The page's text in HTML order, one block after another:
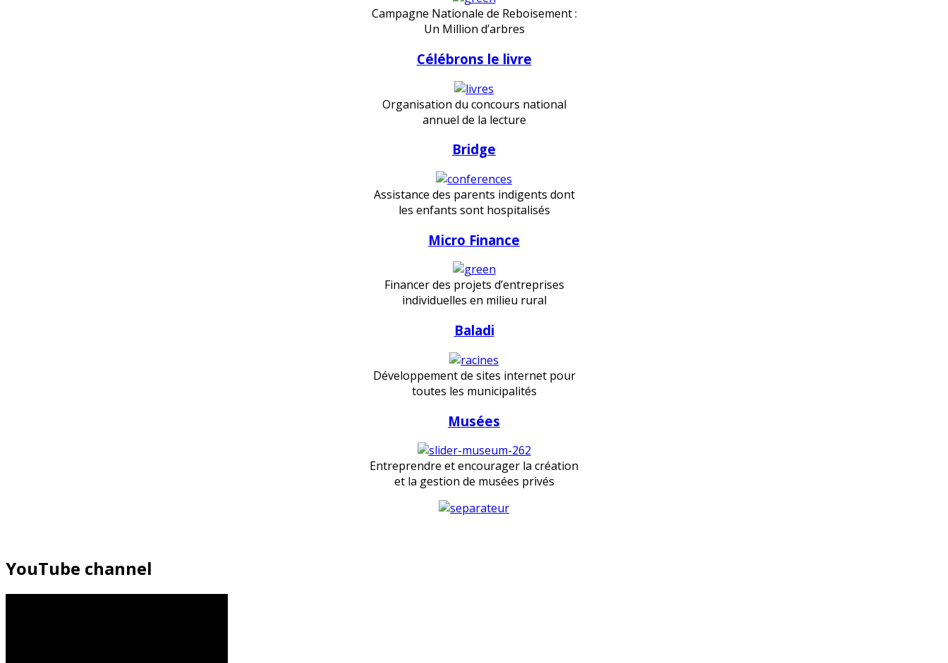
Campagne Nationale de Reboisement :
Un Million d’arbres
Célébrons le livre
Organisation du concours national
annuel de la lecture
Bridge
Assistance des parents indigents dont
les enfants sont hospitalisés
Micro Finance
Financer des projets d’entreprises
individuelles en milieu rural
Baladi
Développement de sites internet pour
toutes les municipalités
Musées
Entreprendre et encourager la création
et la gestion de musées privés
YouTube channel